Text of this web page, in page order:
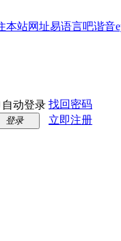
本站网址易语言吧谐音
自动登录 找回密码
登录
立即注册